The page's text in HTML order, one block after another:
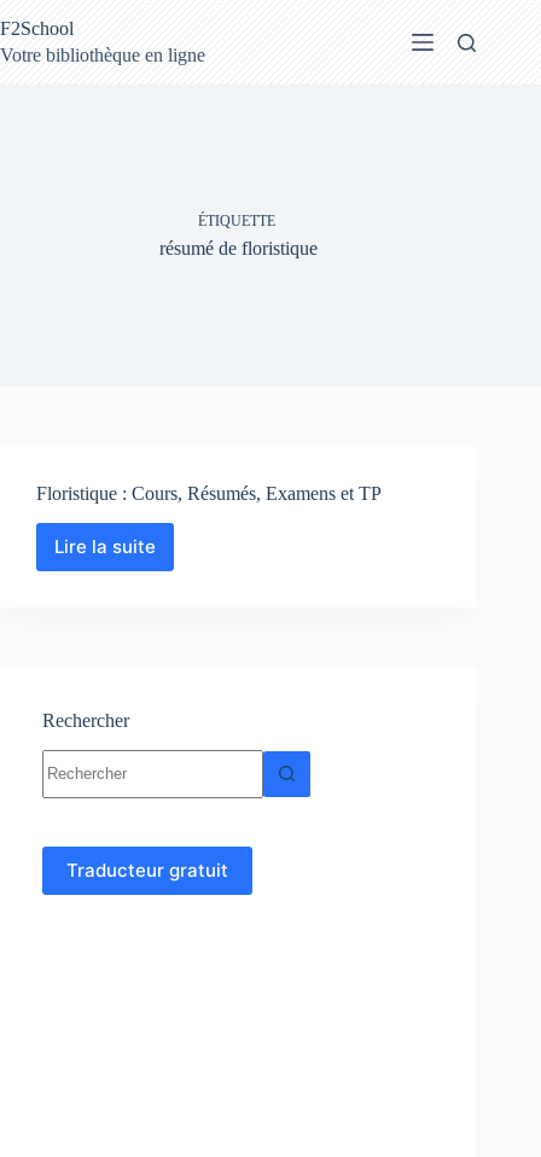
au
contenu
F2School
Votre bibliothèque en ligne
ÉTIQUETTE
résumé de floristique
Floristique : Cours, Résumés, Examens et TP
Lire la suite
Floristique
Rechercher
résultat
Traducteur gratuit